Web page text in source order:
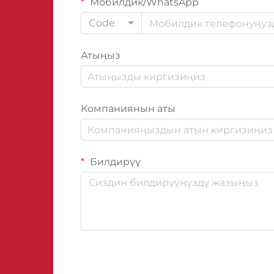
Code
Атыңыз
Компаниянын аты
Билдирүү